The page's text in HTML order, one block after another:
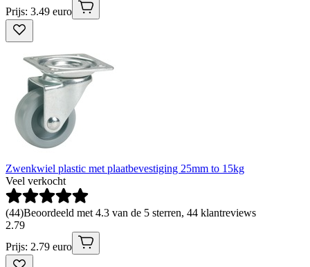
Prijs: 3.49 euro
Zwenkwiel plastic met plaatbevestiging 25mm to 15kg
Veel verkocht
(44)Beoordeeld met 4.3 van de 5 sterren, 44 klantreviews
2.79
Prijs: 2.79 euro